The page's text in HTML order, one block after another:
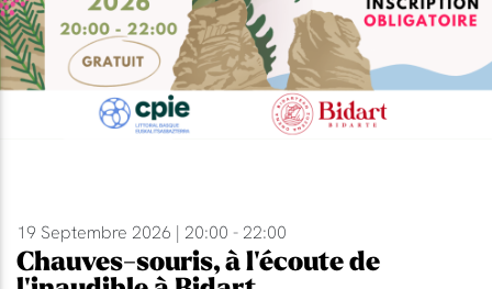
19 Septembre 2026 | 20:00 - 22:00
Chauves-souris, à l'écoute de